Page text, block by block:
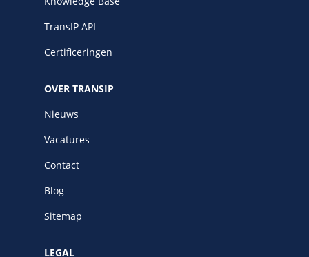
TransIP API
Certificeringen
OVER TRANSIP
Nieuws
Vacatures
Contact
Blog
Sitemap
LEGAL